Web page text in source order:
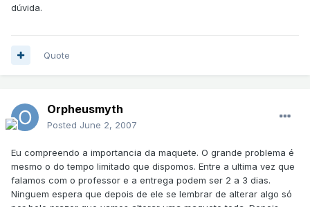
dúvida.
Quote
Orpheusmyth
Posted June 2, 2007
Eu compreendo a importancia da maquete. O grande problema é
mesmo o do tempo limitado que dispomos. Entre a ultima vez que
falamos com o professor e a entrega podem ser 2 a 3 dias.
Ninguem espera que depois de ele se lembrar de alterar algo só